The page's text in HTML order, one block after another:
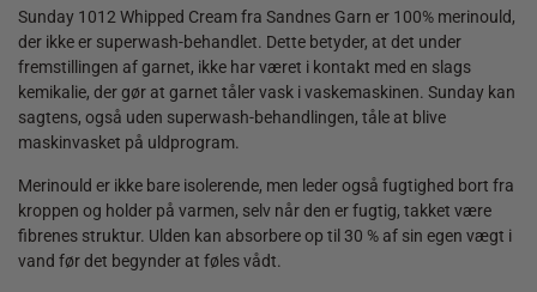
Sunday 1012 Whipped Cream fra Sandnes Garn er 100% merinould,
der ikke er superwash-behandlet. Dette betyder, at det under
fremstillingen af garnet, ikke har været i kontakt med en slags
kemikalie, der gør at garnet tåler vask i vaskemaskinen. Sunday kan
sagtens, også uden superwash-behandlingen, tåle at blive
maskinvasket på uldprogram.
Merinould er ikke bare isolerende, men leder også fugtighed bort fra
kroppen og holder på varmen, selv når den er fugtig, takket være
fibrenes struktur. Ulden kan absorbere op til 30 % af sin egen vægt i
vand før det begynder at føles vådt.